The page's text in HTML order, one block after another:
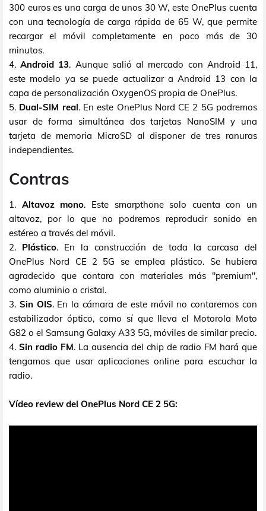
300 euros es una carga de unos 30 W, este OnePlus cuenta
con una tecnología de carga rápida de 65 W, que permite
recargar el móvil completamente en poco más de 30
minutos.
4.Android 13. Aunque salió al mercado con Android 11,
este modelo ya se puede actualizar a Android 13 con la
capa de personalización OxygenOS propia de OnePlus.
5. Dual-SIM real. En este OnePlus Nord CE 2 5G podremos
usar de forma simultánea dos tarjetas NanoSIM y una
tarjeta de memoria MicroSD al disponer de tres ranuras
independientes.
Contras
1. Altavoz mono. Este smarpthone solo cuenta con un
altavoz, por lo que no podremos reproducir sonido en
estéreo a través del móvil.
2. Plástico. En la construcción de toda la carcasa del
OnePlus Nord CE 2 5G se emplea plástico. Se hubiera
agradecido que contara con materiales más "premium",
como aluminio o cristal.
3. Sin OIS. En la cámara de este móvil no contaremos con
estabilizador óptico, como sí que lleva el Motorola Moto
G82 o el Samsung Galaxy A33 5G, móviles de similar precio.
4. Sin radio FM. La ausencia del chip de radio FM hará que
tengamos que usar aplicaciones online para escuchar la
radio.
Vídeo review del OnePlus Nord CE 2 5G: